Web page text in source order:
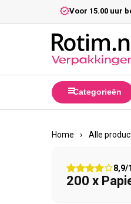
Meteen naar de contentVoor 15.00 uur
Categorieën
Home › Alle
8,9/
200 x